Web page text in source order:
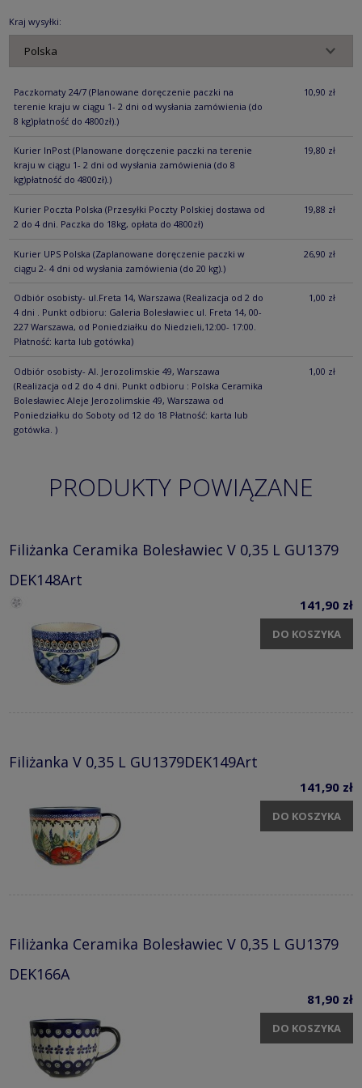
Kraj wysyłki:
Paczkomaty 24/7 (Planowane doręczenie paczki na
terenie kraju w ciągu 1- 2 dni od wysłania zamówienia (do
8 kg)płatność do 4800zł).)
10,90 zł
Kurier InPost (Planowane doręczenie paczki na terenie
kraju w ciągu 1- 2 dni od wysłania zamówienia (do 8
kg)płatność do 4800zł).)
19,80 zł
Kurier Poczta Polska (Przesyłki Poczty Polskiej dostawa od
2 do 4 dni. Paczka do 18kg, opłata do 4800zł)
19,88 zł
Kurier UPS Polska (Zaplanowane doręczenie paczki w
ciągu 2- 4 dni od wysłania zamówienia (do 20 kg).)
26,90 zł
Odbiór osobisty- ul.Freta 14, Warszawa (Realizacja od 2 do
4 dni . Punkt odbioru: Galeria Bolesławiec ul. Freta 14, 00-
227 Warszawa, od Poniedziałku do Niedzieli,12:00- 17:00.
Płatność: karta lub gotówka)
1,00 zł
Odbiór osobisty- Al. Jerozolimskie 49, Warszawa
(Realizacja od 2 do 4 dni. Punkt odbioru : Polska Ceramika
Bolesławiec Aleje Jerozolimskie 49, Warszawa od
Poniedziałku do Soboty od 12 do 18 Płatność: karta lub
gotówka. )
1,00 zł
PRODUKTY POWIĄZANE
Filiżanka Ceramika Bolesławiec V 0,35 L GU1379
DEK148Art
141,90 zł
DO KOSZYKA
Filiżanka V 0,35 L GU1379DEK149Art
141,90 zł
DO KOSZYKA
Filiżanka Ceramika Bolesławiec V 0,35 L GU1379
DEK166A
81,90 zł
DO KOSZYKA